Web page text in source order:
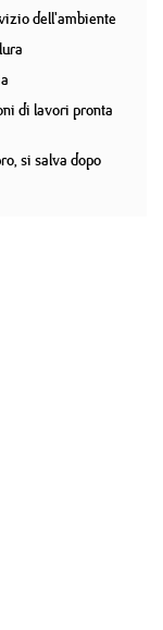
dell'ambiente
di lavori pronta
si salva dopo